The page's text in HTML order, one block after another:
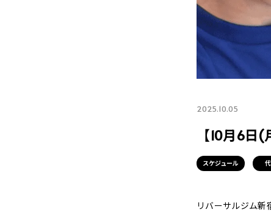
2025.10.05
【10月6日
スケジュール
リバーサルジム新